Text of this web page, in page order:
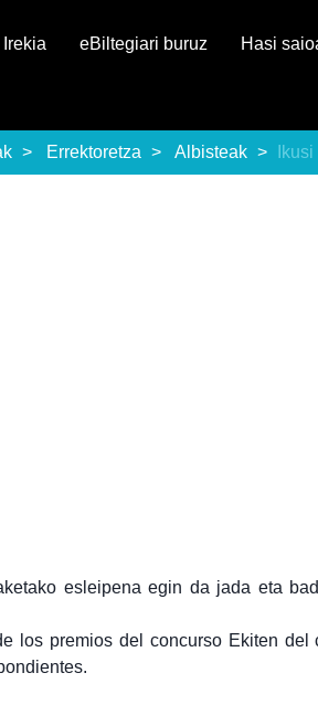
eBiltegiari buruz Hasi
Errektoretza Albisteak
esleipena egin da jada eta
los premios del concurso Ekiten del